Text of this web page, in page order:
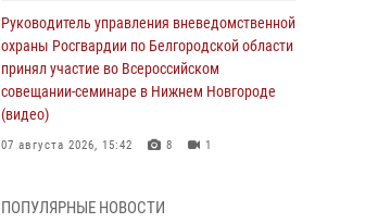
Руководитель управления вневедомственной
охраны Росгвардии по Белгородской области
принял участие во Всероссийском
совещании-семинаре в Нижнем Новгороде
(видео)
07 августа 2026, 15:42 8 1
пресекли условное проникновение в детский
ПОПУЛЯРНЫЕ НОВОСТИ